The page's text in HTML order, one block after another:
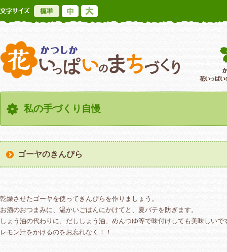
標準
かつしか花い
私の手づくり自慢
ゴーヤのきんぴら
乾燥させたゴーヤを使ってきんぴらを作りましょう。
お酒のおつまみに、温かいごはんにかけてと、夏バテを防ぎます。
しょう油の代わりに、だししょう油、めんつゆ等で味付けしても美味しいで
レモン汁をかけるのをお忘れなく！！